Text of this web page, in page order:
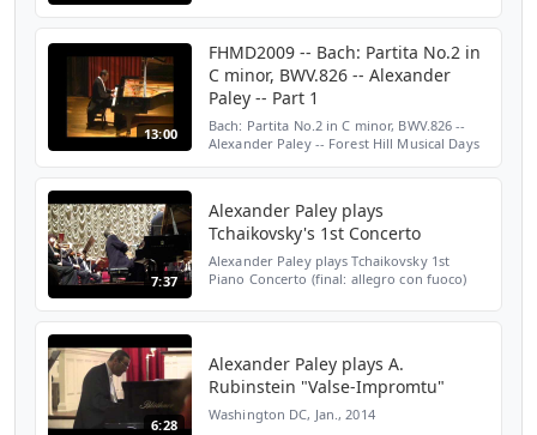
13:00
FHMD2009 -- Bach: Partita No.2 in
C minor, BWV.826 -- Alexander
Paley -- Part 1
Bach: Partita No.2 in C minor, BWV.826 --
Alexander Paley -- Forest Hill Musical Days
7:37
Alexander Paley plays
Tchaikovsky's 1st Concerto
Alexander Paley plays Tchaikovsky 1st
Piano Concerto (final: allegro con fuoco)
6:28
Alexander Paley plays A.
Rubinstein "Valse-Impromtu"
Washington DC, Jan., 2014